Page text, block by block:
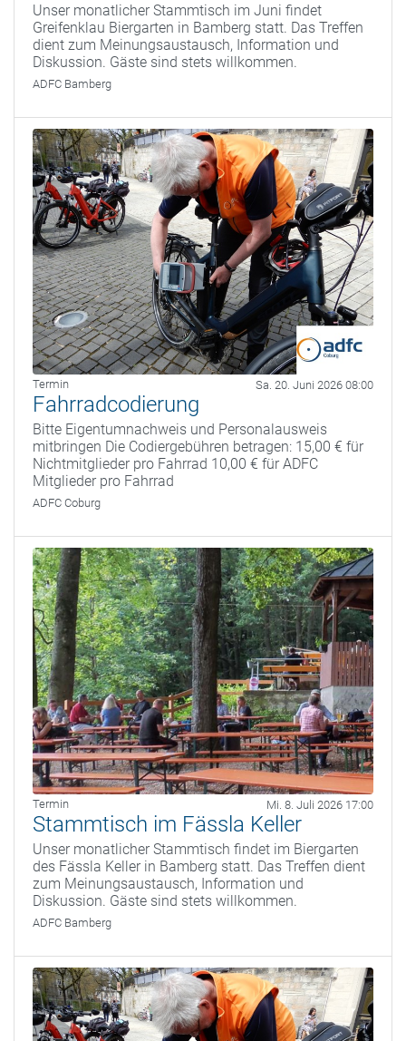
Unser monatlicher Stammtisch im Juni findet
Greifenklau Biergarten in Bamberg statt. Das Treffen
dient zum Meinungsaustausch, Information und
Diskussion. Gäste sind stets willkommen.
ADFC Bamberg
Termin Sa. 20. Juni 2026 08:00
Fahrradcodierung
Bitte Eigentumnachweis und Personalausweis
mitbringen Die Codiergebühren betragen: 15,00 € für
Nichtmitglieder pro Fahrrad 10,00 € für ADFC
Mitglieder pro Fahrrad
ADFC Coburg
Termin Mi. 8. Juli 2026 17:00
Stammtisch im Fässla Keller
Unser monatlicher Stammtisch findet im Biergarten
des Fässla Keller in Bamberg statt. Das Treffen dient
zum Meinungsaustausch, Information und
Diskussion. Gäste sind stets willkommen.
ADFC Bamberg